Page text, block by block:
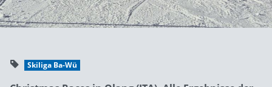
Skiliga Ba-Wü